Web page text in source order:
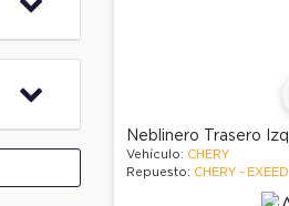
Neblinero Trasero
Vehículo: CHERY
Repuesto: CHERY - EXEED